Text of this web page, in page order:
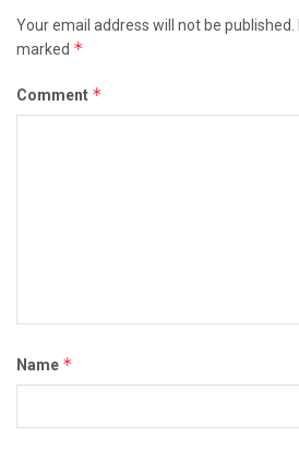
Your email address will not be published.
marked *
Comment *
Name *